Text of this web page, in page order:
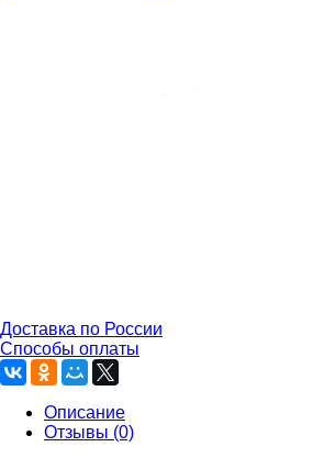
Доставка по России
Способы оплаты
Описание
Отзывы (0)